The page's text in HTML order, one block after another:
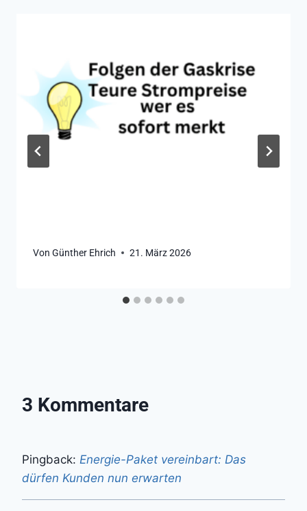
Von Günther Ehrich 21. März 2026
3 Kommentare
Pingback: Energie-Paket vereinbart: Das
dürfen Kunden nun erwarten